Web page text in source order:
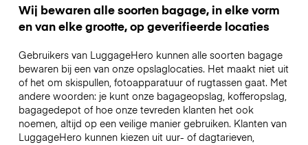
Wij bewaren alle soorten bagage, in elke vorm
en van elke grootte, op geverifieerde locaties
Gebruikers van LuggageHero kunnen alle soorten bagage
bewaren bij een van onze opslaglocaties. Het maakt niet uit
of het om skispullen, fotoapparatuur of rugtassen gaat. Met
andere woorden: je kunt onze bagageopslag, kofferopslag,
bagagedepot of hoe onze tevreden klanten het ook
noemen, altijd op een veilige manier gebruiken. Klanten van
LuggageHero kunnen kiezen uit uur- of dagtarieven,